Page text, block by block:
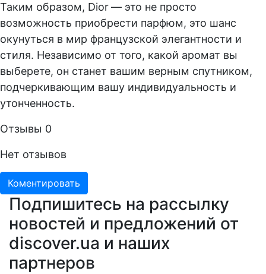
Таким образом, Dior— это не просто
возможность приобрести парфюм, это шанс
окунуться в мир французской элегантности и
стиля. Независимо от того, какой аромат вы
выберете, он станет вашим верным спутником,
подчеркивающим вашу индивидуальность и
утонченность.
Отзывы 0
Нет отзывов
Коментировать
Подпишитесь на рассылку
новостей и предложений от
discover.ua и наших
партнеров